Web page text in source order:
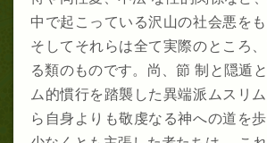
中で起こっている沢山の社会悪をも
そしてそれらは全て実際のところ
る類のものです。尚、節 制と隠遁
ム的慣行を踏襲した異端派ムスリ
ら自身よりも敬虔なる神への道を